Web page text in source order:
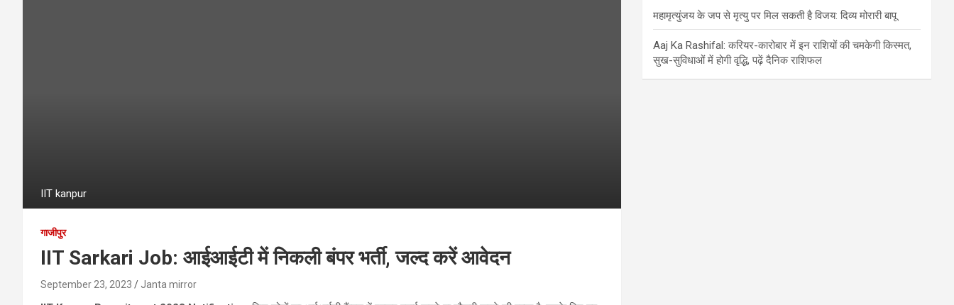
IIT kanpur
गाजीपुर
IIT Sarkari Job: आईआईटी में निकली बंपर भर्ती, जल्द करें आवेदन
September 23, 2023 Janta mirror
महामृत्युंजय के जप से मृत्यु पर मिल सकती है विजय: दिव्य मोरारी बापू
Aaj Ka Rashifal: करियर-कारोबार में इन राशियों की चमकेगी किस्मत,
सुख-सुविधाओं में होगी वृद्धि, पढ़ें दैनिक राशिफल